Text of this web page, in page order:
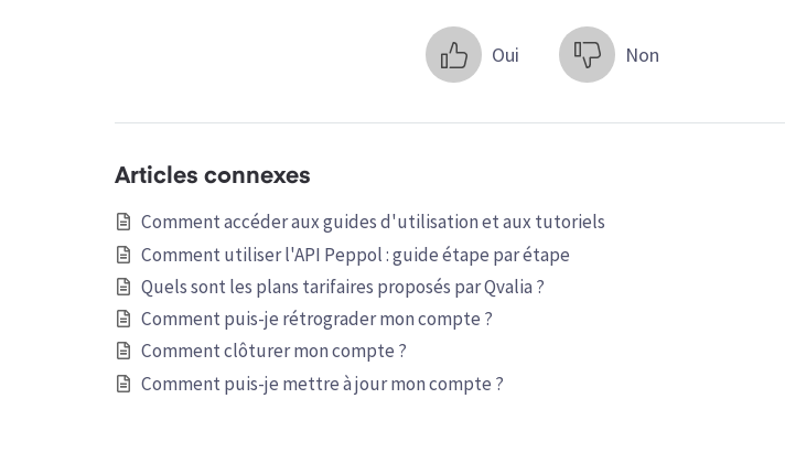
Oui Non
Articles connexes
Comment accéder aux guides d'utilisation et aux tutoriels
Comment utiliser l'API Peppol : guide étape par étape
Quels sont les plans tarifaires proposés par Qvalia ?
Comment puis-je rétrograder mon compte ?
Comment clôturer mon compte ?
Comment puis-je mettre à jour mon compte ?